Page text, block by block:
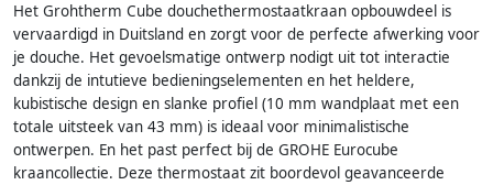
Het Grohtherm Cube douchethermostaatkraan opbouwdeel is
vervaardigd in Duitsland en zorgt voor de perfecte afwerking voor
je douche. Het gevoelsmatige ontwerp nodigt uit tot interactie
dankzij de intutieve bedieningselementen en het heldere,
kubistische design en slanke profiel (10 mm wandplaat met een
totale uitsteek van 43 mm) is ideaal voor minimalistische
ontwerpen. En het past perfect bij de GROHE Eurocube
kraancollectie. Deze thermostaat zit boordevol geavanceerde